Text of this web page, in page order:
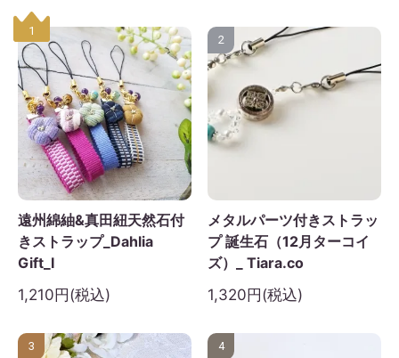
1
遠州綿紬&真田紐天然石付
きストラップ_Dahlia
Gift_I
1,210円(税込)
2
メタルパーツ付きストラッ
プ 誕生石（12月ターコイ
ズ）_ Tiara.co
1,320円(税込)
3 4